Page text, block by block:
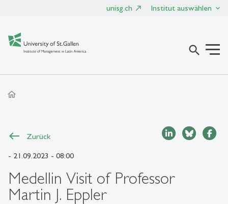
unisg.ch Institut auswählen
search
home
Zurück
- 21.09.2023 - 08:00
Medellin Visit of Professor
Martin J. Eppler